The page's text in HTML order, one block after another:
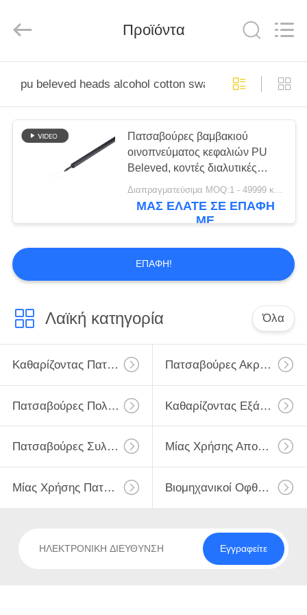
ΣΕΛΊΔΑ
ΠΡΟΪΌΝΤΑ
ΣΧΕΤΙΚΆ
ΜΕ
ΕΜΆΣ
ΕΠΙΣΚΈΨΕΙΣ
ΣΤΟ
ΕΡΓΟΣΤΆΣΙΟ
ΈΛΕΓΧΟΣ
ΠΟΙΌΤΗΤΑΣ
ΕΠΙΚΟΙΝΩΝΉΣΤΕ
ΜΑΖΊ
ΕΙΔΉΣΕΙΣ
products
co.ltd.
Προϊόντα
pu beleved heads alcohol cotton swabs
Πατσαβούρες βαμβακιού
οινοπνεύματος κεφαλιών PU
Beleved, κοντές διαλυτικές
καθαρίζοντας πατσαβούρες
λαβών
ΜΑΣ ΕΛΆΤΕ ΣΕ ΕΠΑΦΉ
ΜΕ
ΕΠΑΦΉ!
Λαϊκή κατηγορία Όλα
Καθαρίζοντας Πατσαβούρες Αφρού Πατσαβούρες Ακρών Αφρού
Πατσαβούρες Πολυεστέρα Καθαρίζοντας Εξάρτηση Καμερών
Πατσαβούρες Συλλογής Δειγμάτων Μίας Χρήσης Αποστειρωμένη Πατσαβούρα
Μίας Χρήσης Πατσαβούρα Δειγματοληψίας Βιομηχανικοί Οφθαλμοί Βαμβακιού
Εγγραφείτε